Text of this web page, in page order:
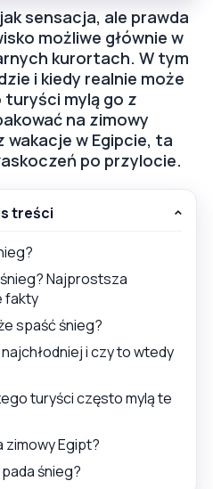
sensacja, ale prawda
możliwe głównie w
kurortach. W tym
i kiedy realnie może
mylą go z
na zimowy
wakacje w Egipcie, ta
po przylocie.
treści
Najprostsza
fakty
spaść śnieg?
i czy to wtedy
turyści często mylą te
zimowy Egipt?
śnieg?